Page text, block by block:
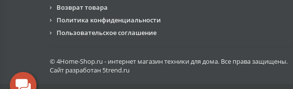
Возврат товара
Политика конфиденциальности
Пользовательское соглашение
© 4Home-Shop.ru - интернет магазин техники для дома. Все права защищены.
Сайт разработан 5trend.ru